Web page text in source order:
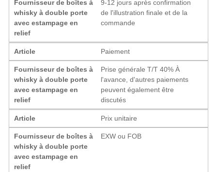
Fournisseur de boîtes à
whisky à double porte
avec estampage en
relief
9-12 jours après confirmation
de l'illustration finale et de la
commande
Article Paiement
Fournisseur de boîtes à
whisky à double porte
avec estampage en
relief
Prise générale T/T 40% À
l'avance, d'autres paiements
peuvent également être
discutés
Article Prix ​​unitaire
Fournisseur de boîtes à
whisky à double porte
avec estampage en
relief
EXW ou FOB